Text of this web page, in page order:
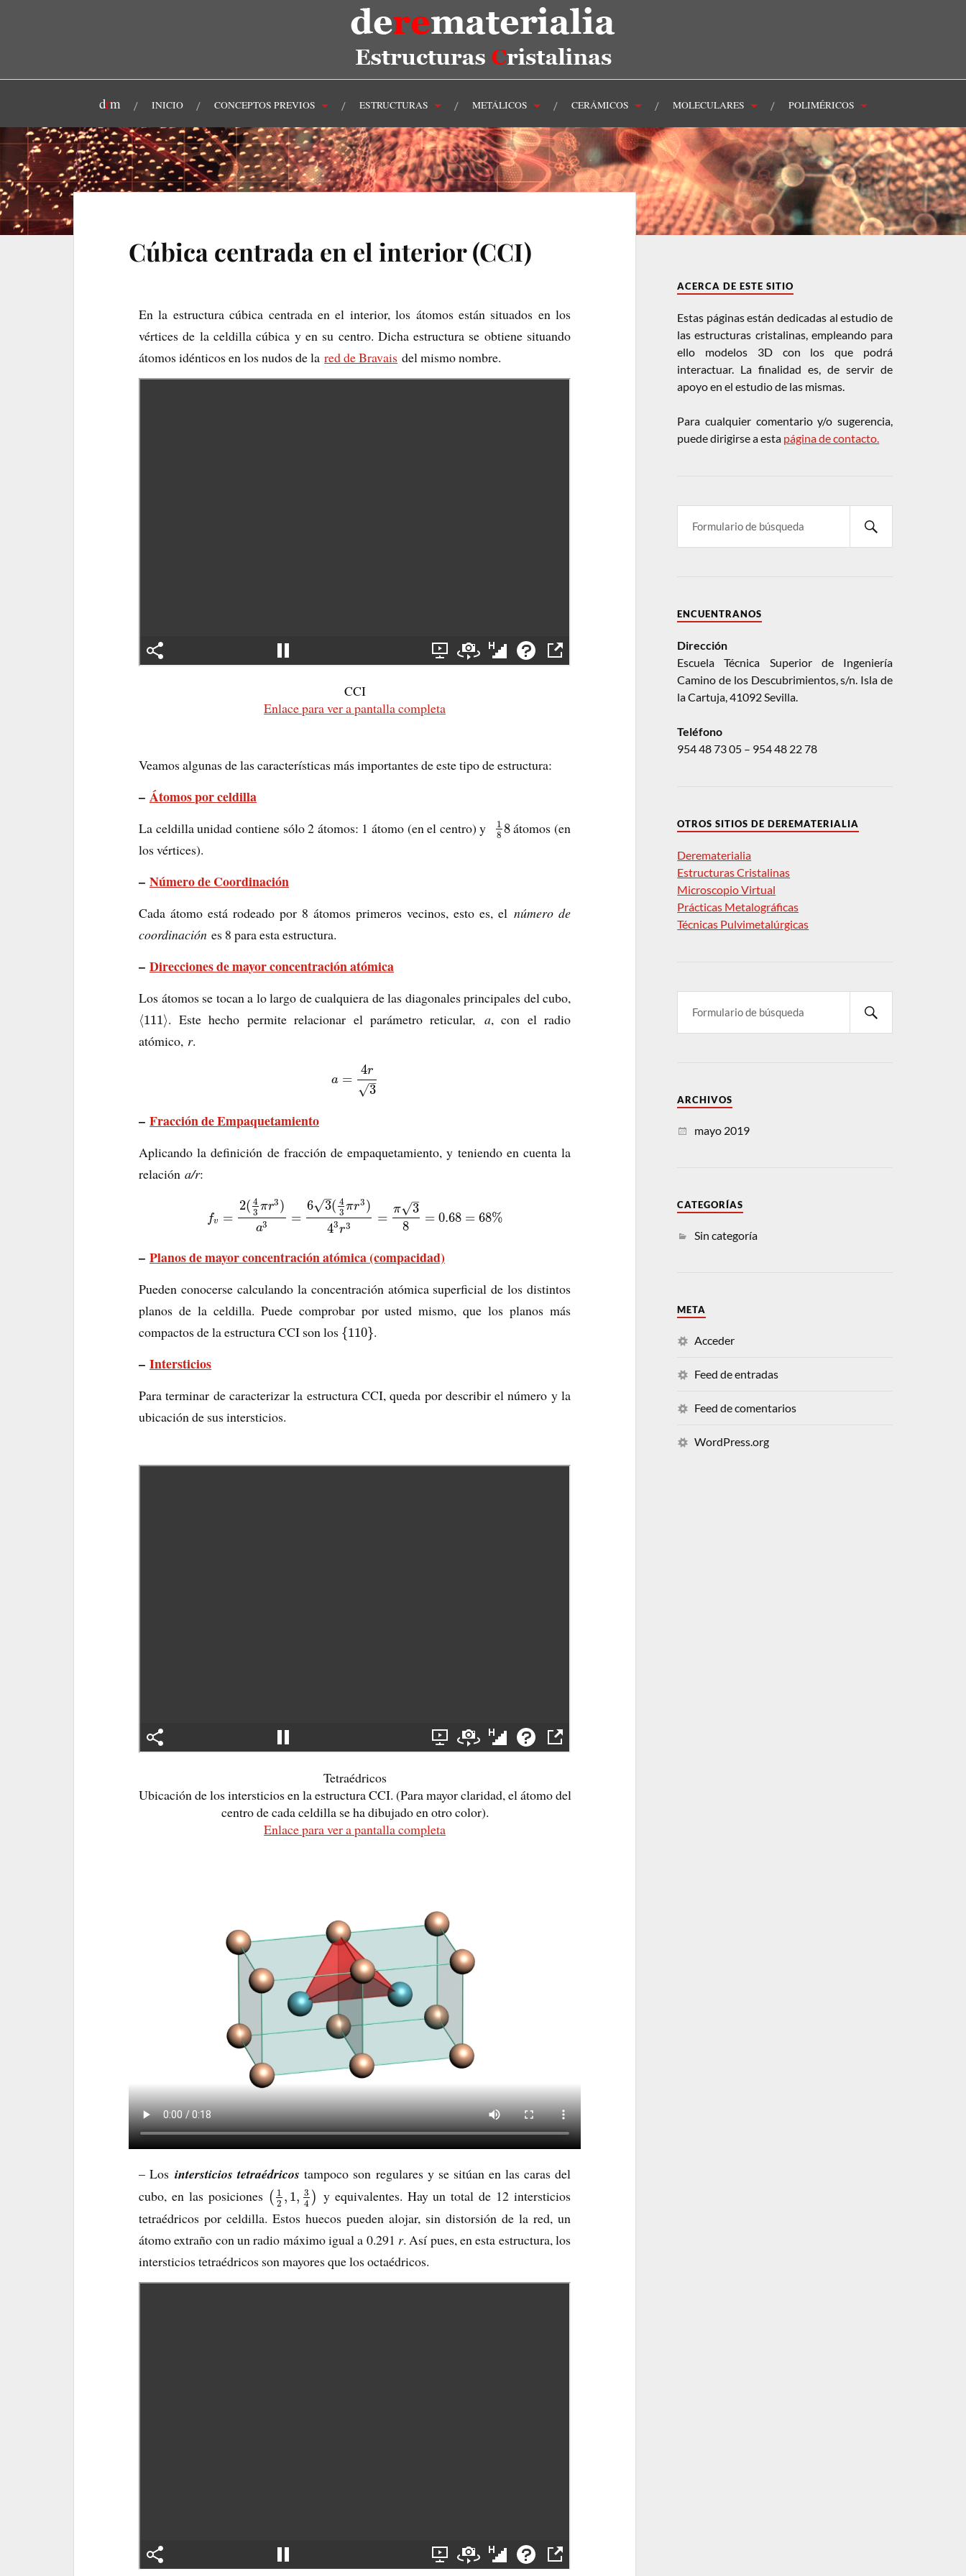
drm INICIO CONCEPTOS PREVIOS ESTRUCTURAS METÁLICOS CERÁMICOS MOLECULARES POLIMÉRICOS
Cúbica centrada en el interior (CCI)
En la estructura cúbica centrada en el interior, los átomos están situados en los
vértices de la celdilla cúbica y en su centro. Dicha estructura se obtiene situando
átomos idénticos en los nudos de lared de Bravais del mismo nombre.
CCI
Enlace para ver a pantalla completa
Veamos algunas de las características más importantes de este tipo de estructura:
–Átomos por celdilla
La celdilla unidad contiene sólo 2 átomos: 1 átomo (en el centro) y
1
8 8átomos (en
los vértices).
–Número de Coordinación
Cada átomo está rodeado por 8 átomos primeros vecinos, esto es, elnúmero de
coordinación es 8 para esta estructura.
–Direcciones de mayor concentración atómica
Los átomos se tocan a lo largo de cualquiera de las diagonales principales del cubo,
⟨111⟩. Este hecho permite relacionar el parámetro reticular, a, con el radio
atómico, r.
a =
4r
3
–
√
–Fracción de Empaquetamiento
Aplicando la definición de fracción de empaquetamiento, y teniendo en cuenta la
relacióna/r:
fv =
2( 4
3 πr3)
a3 =
6 3
–
√ ( 4
3 πr3)
43r3
=
π 3
–
√
8
= 0.68 = 68%
–Planos de mayor concentración atómica (compacidad)
Pueden conocerse calculando la concentración atómica superficial de los distintos
planos de la celdilla. Puede comprobar por usted mismo, que los planos más
compactos de la estructura CCI son los {110}.
–Intersticios
Para terminar de caracterizar la estructura CCI, queda por describir el número y la
ubicación de sus intersticios.
Tetraédricos
Ubicación de los intersticios en la estructura CCI. (Para mayor claridad, el átomo del
centro de cada celdilla se ha dibujado en otro color).
Enlace para ver a pantalla completa
– Losintersticios tetraédricostampoco son regulares y se sitúan en las caras del
cubo, en las posiciones ( 1
2 , 1, 3
4 ) y equivalentes. Hay un total de 12 intersticios
tetraédricos por celdilla. Estos huecos pueden alojar, sin distorsión de la red, un
átomo extraño con un radio máximo igual a 0.291 r. Así pues, en esta estructura, los
intersticios tetraédricos son mayores que los octaédricos.
ACERCA DE ESTE SITIO
Estas páginas están dedicadas al estudio de
las estructuras cristalinas, empleando para
ello modelos 3D con los que podrá
interactuar. La finalidad es, de servir de
apoyo en el estudio de las mismas.
Para cualquier comentario y/o sugerencia,
puede dirigirse a esta página de contacto.
ENCUENTRANOS
Dirección
Escuela Técnica Superior de Ingeniería
Camino de los Descubrimientos, s/n. Isla de
la Cartuja, 41092 Sevilla.
Teléfono
954 48 73 05 – 954 48 22 78
OTROS SITIOS DE DEREMATERIALIA
Derematerialia
Estructuras Cristalinas
Microscopio Virtual
Prácticas Metalográficas
Técnicas Pulvimetalúrgicas
ARCHIVOS
mayo 2019
CATEGORÍAS
Sin categoría
META
Acceder
Feed de entradas
Feed de comentarios
WordPress.org